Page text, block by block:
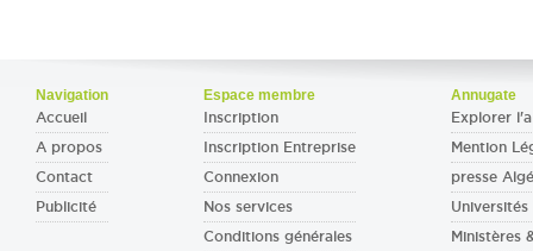
Navigation
Accueil
A propos
Contact
Publicité
Espace membre
Inscription
Inscription Entreprise
Connexion
Nos services
Conditions générales
Annugate
Explorer
Mention
presse
Ministères